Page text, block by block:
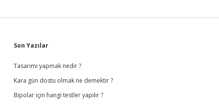
Sidebar
Son Yazılar
Tasarımı yapmak nedir ?
Kara gün dostu olmak ne demektir ?
Bipolar için hangi testler yapılır ?